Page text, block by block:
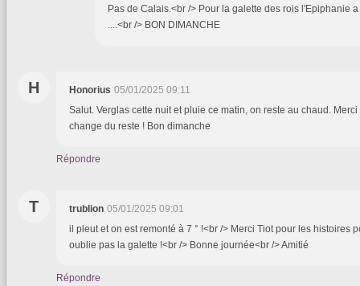
Pas de Calais.<br /> Pour la galette des rois l'Epiphanie
....<br /> BON DIMANCHE
H Honorius 05/01/2025 09:11
Salut. Verglas cette nuit et pluie ce matin, on reste au chaud.
change du reste ! Bon dimanche
Répondre
T trublion 05/01/2025 09:01
il pleut et on est remonté à 7 ° !<br /> Merci Tiot pour les histoires
oublie pas la galette !<br /> Bonne journée<br /> Amitié
Répondre